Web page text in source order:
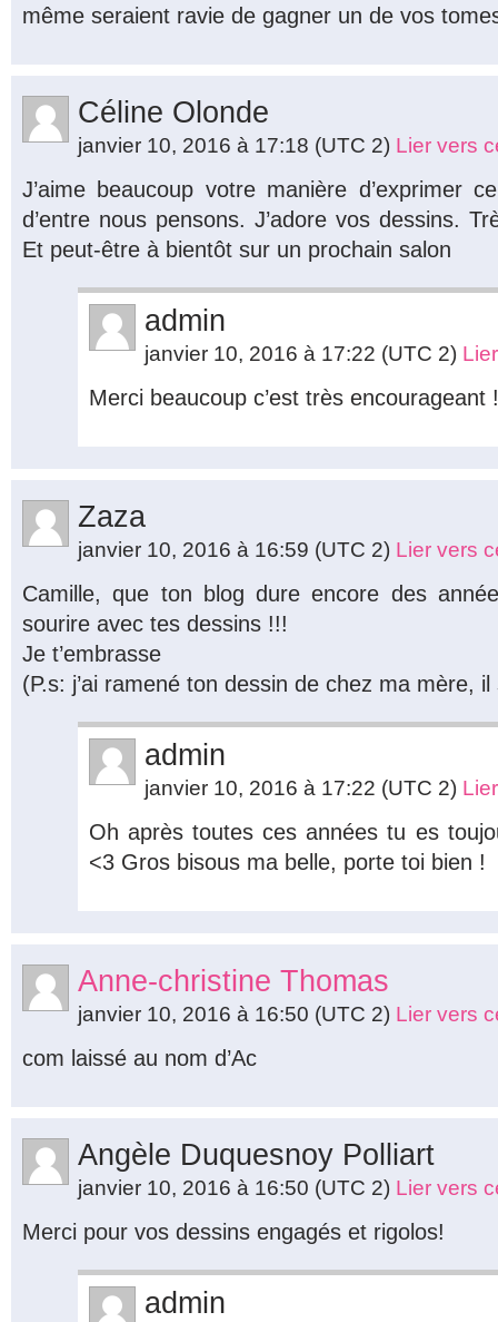
même seraient ravie de gagner un de vos
Céline Olonde
janvier 10, 2016 à 17:18 (UTC 2) Lier vers
J’aime beaucoup votre manière d’exprimer
d’entre nous pensons. J’adore vos dessins.
Et peut-être à bientôt sur un prochain salon
admin
janvier 10, 2016 à 17:22 (UTC 2)
Merci beaucoup c’est très encourageant !
Zaza
janvier 10, 2016 à 16:59 (UTC 2) Lier vers
Camille, que ton blog dure encore des
sourire avec tes dessins !!!
Je t’embrasse
(P.s: j’ai ramené ton dessin de chez ma mère,
admin
janvier 10, 2016 à 17:22 (UTC 2)
Oh après toutes ces années tu es
<3 Gros bisous ma belle, porte toi bien !
Anne-christine Thomas
janvier 10, 2016 à 16:50 (UTC 2) Lier vers
com laissé au nom d’Ac
Angèle Duquesnoy Polliart
janvier 10, 2016 à 16:50 (UTC 2) Lier vers
Merci pour vos dessins engagés et rigolos!
admin